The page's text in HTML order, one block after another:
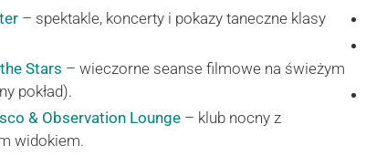
– spektakle, koncerty i pokazy taneczne klasy
Stars – wieczorne seanse filmowe na świeżym
pokład).
& Observation Lounge – klub nocny z
widokiem.